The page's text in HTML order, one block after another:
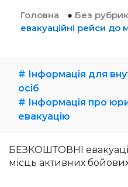
Головна ● Без
евакуаційні рейси до
# Інформація для
осіб
# Інформація про
евакуацію
БЕЗКОШТОВНІ
місць активних